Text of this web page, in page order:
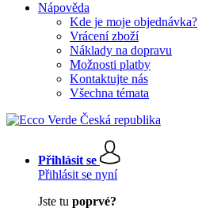
Nápověda
Kde je moje objednávka?
Vrácení zboží
Náklady na dopravu
Možnosti platby
Kontaktujte nás
Všechna témata
Přihlásit se
Přihlásit se nyní
Jste tu poprvé?